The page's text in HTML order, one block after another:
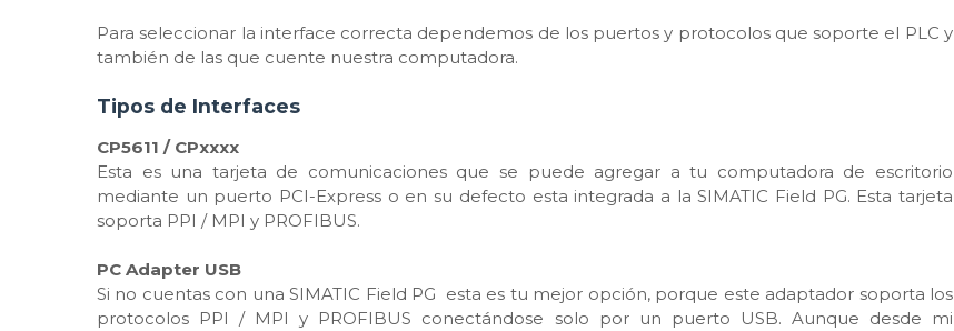
Para seleccionar la interface correcta dependemos de los puertos y protocolos que soporte el PLC y
también de las que cuente nuestra computadora.
Tipos de Interfaces
CP5611 / CPxxxx
Esta es una tarjeta de comunicaciones que se puede agregar a tu computadora de escritorio
mediante un puerto PCI-Express o en su defecto esta integrada a la SIMATIC Field PG. Esta tarjeta
soporta PPI / MPI y PROFIBUS.
PC Adapter USB
Si no cuentas con una SIMATIC Field PG esta es tu mejor opción, porque este adaptador soporta los
protocolos PPI / MPI y PROFIBUS conectándose solo por un puerto USB. Aunque desde mi